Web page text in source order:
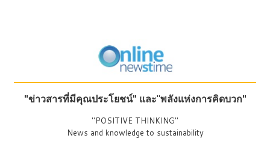
"ข่าวสารที่มีคุณประโยชน์" และ"พลังแห่งการคิดบวก"
"POSITIVE THINKING"
News and knowledge to sustainability